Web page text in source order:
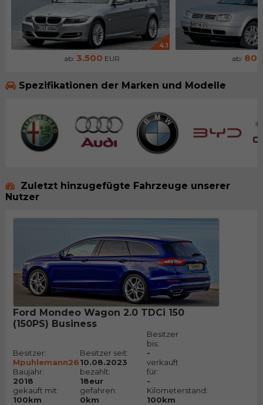
4.1
ab: 3.500 EUR ab: 800
Spezifikationen der Marken und Modelle
Zuletzt hinzugefügte Fahrzeuge unserer
Nutzer
Ford Mondeo Wagon 2.0 TDCi 150
(150PS) Business
Besitzer:
Mpuhlemann26
Baujahr:
2018
gekauft mit:
100km
Besitzer seit:
10.08.2023
bezahlt:
18eur
gefahren:
0km
Besitzer
bis:
-
verkauft
für:
-
Kilometerstand:
100km